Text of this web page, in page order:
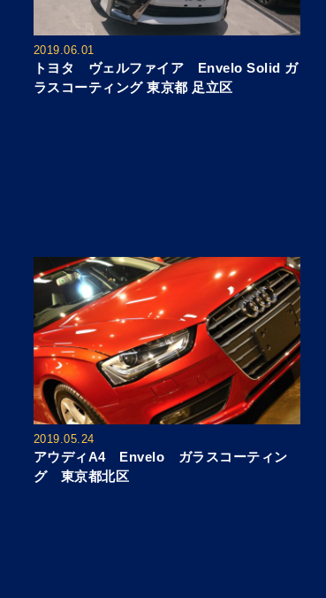
2019.06.01
トヨタ ヴェルファイア Envelo Solid ガ
ラスコーティング 東京都 足立区
2019.05.24
アウディA4 Envelo ガラスコーティン
グ 東京都北区